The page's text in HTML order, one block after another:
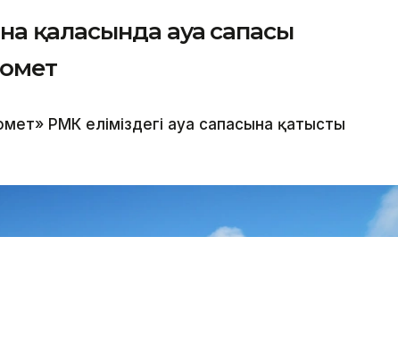
қаласында ауа сапасы
РМК еліміздегі ауа сапасына қатысты